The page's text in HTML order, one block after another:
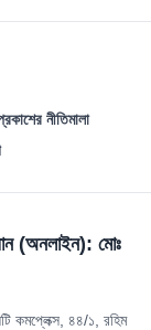
নীতিমালা
(অনলাইন): মোঃ
কমপ্লেক্স, ৪৪/১, রহিম